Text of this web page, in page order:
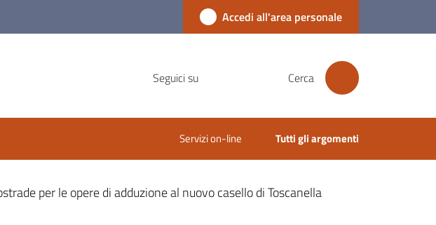
Accedi all'area personale
Seguici su Cerca
Servizi on-line Tutti gli argomenti
per le opere di adduzione al nuovo casello di Toscanella